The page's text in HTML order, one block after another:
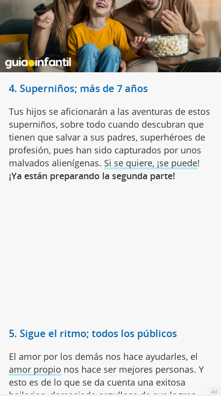
4. Superniños; más de 7 años
Tus hijos se aficionarán a las aventuras de estos
superniños, sobre todo cuando descubran que
tienen que salvar a sus padres, superhéroes de
profesión, pues han sido capturados por unos
malvados alienígenas. Si se quiere, ¡se puede!
¡Ya están preparando la segunda parte!
5. Sigue el ritmo; todos los públicos
El amor por los demás nos hace ayudarles, el
amor propio nos hace ser mejores personas. Y
esto es de lo que se da cuenta una exitosa
Ad